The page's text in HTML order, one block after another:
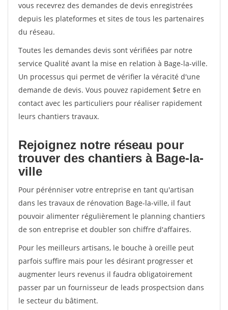
vous recevrez des demandes de devis enregistrées
depuis les plateformes et sites de tous les partenaires
du réseau.
Toutes les demandes devis sont vérifiées par notre
service Qualité avant la mise en relation à Bage-la-ville.
Un processus qui permet de vérifier la véracité d'une
demande de devis. Vous pouvez rapidement $etre en
contact avec les particuliers pour réaliser rapidement
leurs chantiers travaux.
Rejoignez notre réseau pour
trouver des chantiers à Bage-la-
ville
Pour pérénniser votre entreprise en tant qu'artisan
dans les travaux de rénovation Bage-la-ville, il faut
pouvoir alimenter régulièrement le planning chantiers
de son entreprise et doubler son chiffre d'affaires.
Pour les meilleurs artisans, le bouche à oreille peut
parfois suffire mais pour les désirant progresser et
augmenter leurs revenus il faudra obligatoirement
passer par un fournisseur de leads prospectsion dans
le secteur du bâtiment.